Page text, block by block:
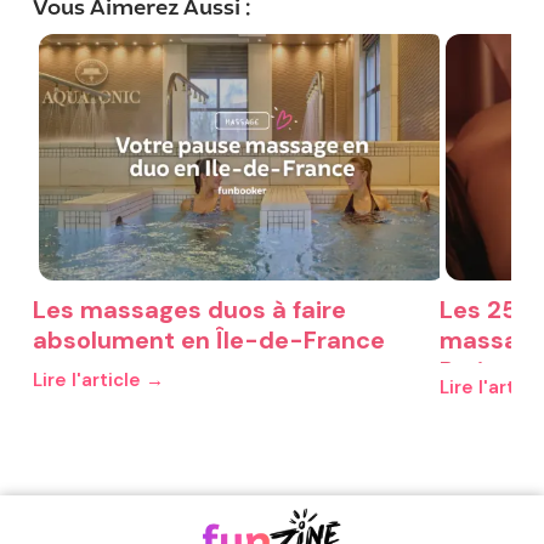
Les massages duos à faire
absolument en Île-de-France
Les 25
Paris